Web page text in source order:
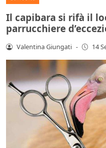
Il capibara si rifà il
parrucchiere
Valentina Giungati - 14